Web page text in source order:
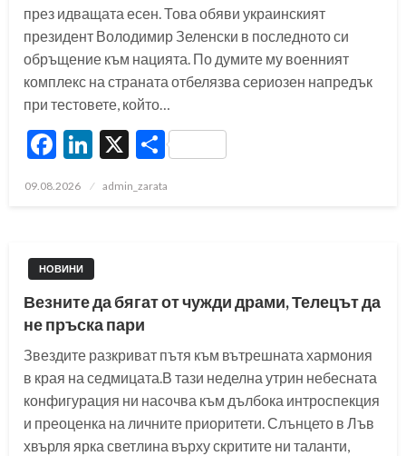
през идващата есен. Това обяви украинският
президент Володимир Зеленски в последното си
обръщение към нацията. По думите му военният
комплекс на страната отбелязва сериозен напредък
при тестовете, който…
Facebook
LinkedIn
X Share
Posted
09.08.2026 admin_zarata
НОВИНИ
Везните да бягат от чужди драми, Телецът да
не пръска пари
Звездите разкриват пътя към вътрешната хармония
в края на седмицата.В тази неделна утрин небесната
конфигурация ни насочва към дълбока интроспекция
и преоценка на личните приоритети. Слънцето в Лъв
хвърля ярка светлина върху скритите ни таланти,